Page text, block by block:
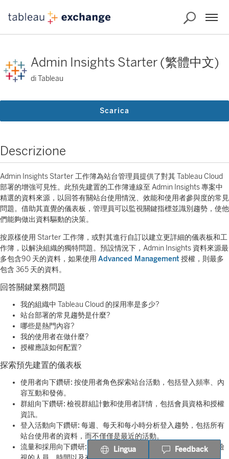
Admin Insights Starter (繁體中文)
di Tableau
Scarica
Descrizione
Admin Insights Starter 工作簿為站台管理員提供了對其 Tableau Cloud
部署的增強可見性。此預先建置的工作簿連線至 Admin Insights 專案中
精選的資料來源，以回答有關站台使用情況、效能和使用者參與度的常見
問題。借助其直覺的儀表板，管理員可以監視關鍵指標並識別趨勢，使他
們能夠做出資料驅動的決策。
按原樣使用 Starter 工作簿，或對其進行自訂以建立更詳細的儀表板和工
作簿，以解決組織的獨特問題。預設情況下，Admin Insights 資料來源最
多包含90 天的資料，如果使用 Advanced Management授權，則最多
包含 365 天的資料。
回答關鍵業務問題
我的組織中 Tableau Cloud 的採用率是多少?
站台部署的常見趨勢是什麼?
哪些是熱門內容?
我的使用者在做什麼?
授權應該如何配置?
探索預先建置的儀表板
使用者向下鑽研: 按使用者角色探索站台活動，包括登入頻率、內
容互動和發佈。
群組向下鑽研: 檢視群組計數和使用者詳情，包括會員資格和授權
資訊。
登入活動向下鑽研: 每週、每天和每小時分析登入趨勢，包括所有
站台使用者的資料，而不僅僅是最近的活動。
流量和採用向下鑽研: 追蹤檢視存取和資料來源活動，包括存取檢
Lingua Feedback